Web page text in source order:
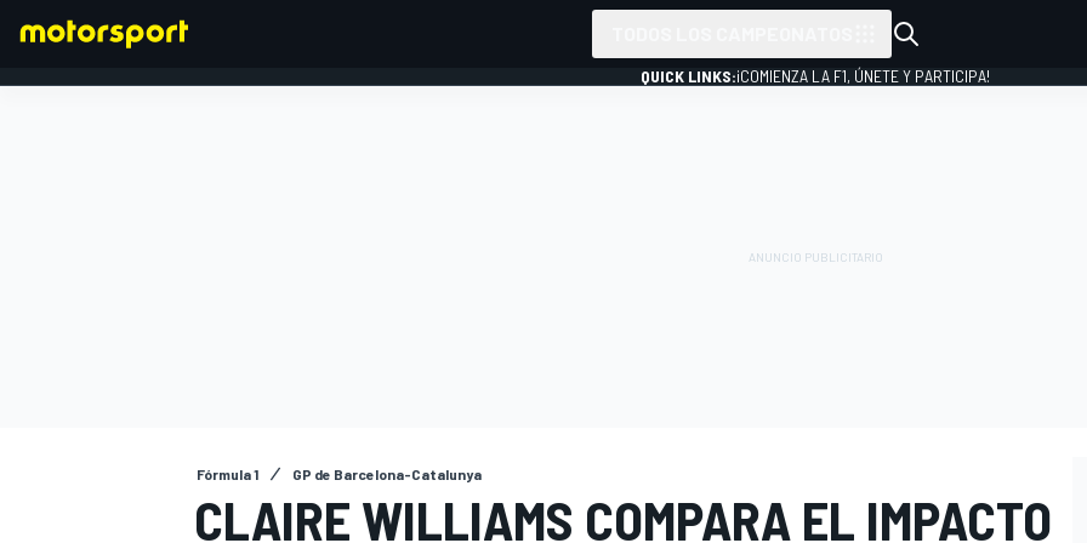
QUICK LINKS:¡COMIENZA LA F1, ÚNETE Y PARTICIPA!
Fórmula 1 GP de Barcelona-Catalunya
CLAIRE WILLIAMS COMPARA EL IMPACTO